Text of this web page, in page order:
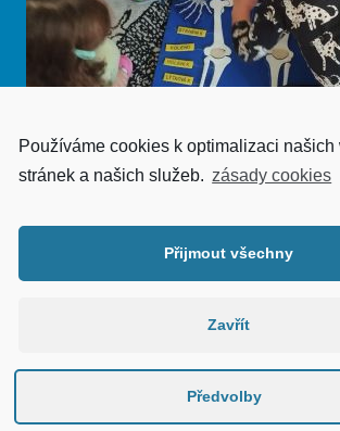
Prohlášení o přístupnosti|
Používáme cookies k optimalizaci našich
stránek a našich služeb. zásady cookies
Přijmout všechny
Zavřít
Předvolby